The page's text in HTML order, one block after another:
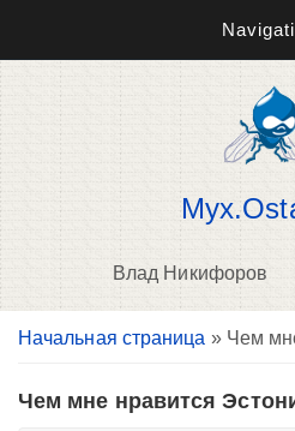
Влад Никифоров
Вы здесь
Начальная страница » Чем
Чем мне нравится